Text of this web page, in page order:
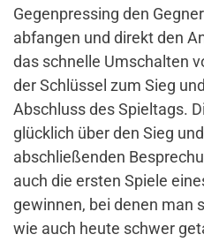
Gegenpressing den
abfangen und direkt den
das schnelle Umschalten
der Schlüssel zum Sieg
Abschluss des Spieltags.
glücklich über den Sieg
abschließenden
auch die ersten Spiele
gewinnen, bei denen man
wie auch heute schwer